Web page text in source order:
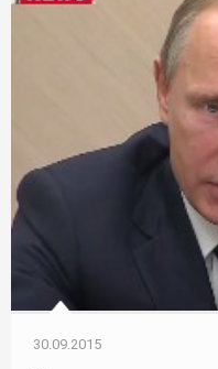
30.09.2015